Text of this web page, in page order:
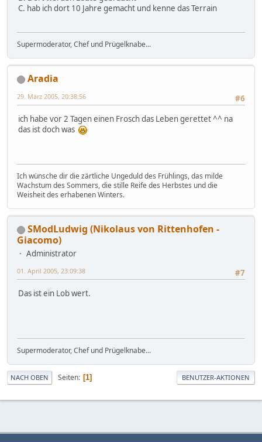
C. hab ich dort 10 Jahre gemacht und kenne das Terrain
Supermoderator, Chef und Prügelknabe...
Aradia
#6
29. März 2005, 20:38:56
ich habe vor 2 Tagen einen Frosch das Leben gerettet ^^ na
das ist doch was
Ich wünsche dir die zärtliche Ungeduld des Frühlings, das milde
Wachstum des Sommers, die stille Reife des Herbstes und die
Weisheit des erhabenen Winters.
SModLudwig (Nikolaus von Rittenhofen -
Giacomo)
Administrator
#7
01. April 2005, 23:09:38
Das ist ein Lob wert.
Supermoderator, Chef und Prügelknabe...
NACH OBEN Seiten 1 BENUTZER-AKTIONEN